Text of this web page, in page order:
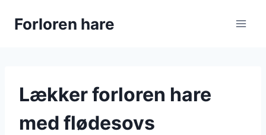
Forloren hare
Lækker forloren hare
med flødesovs